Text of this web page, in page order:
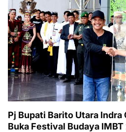
Pj Bupati Barito Utara Indra
Buka Festival Budaya